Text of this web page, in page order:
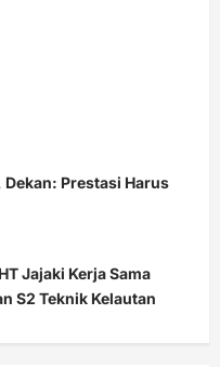
Dekan: Prestasi Harus
Jajaki Kerja Sama
S2 Teknik Kelautan